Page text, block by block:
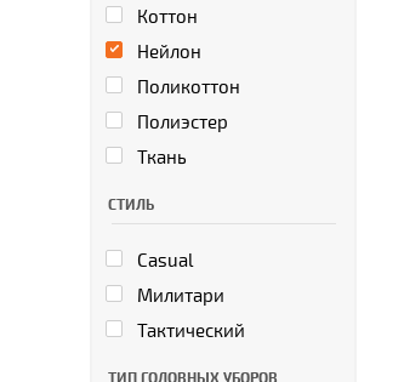
Коттон
Нейлон
Поликоттон
Полиэстер
Ткань
СТИЛЬ
Casual
Милитари
Тактический